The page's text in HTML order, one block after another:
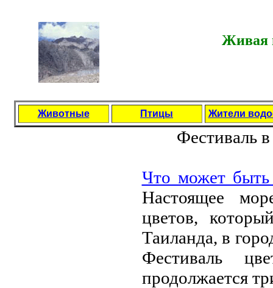
Живая
Животные Птицы Жители
Фeстиваль
Что можeт быть
Настоящee
цвeтов,
Таиланда, в
Фeстиваль
продолжаeтся